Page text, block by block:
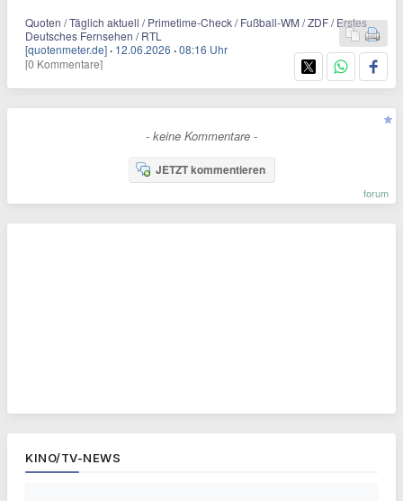
Quoten / Täglich aktuell / Primetime-Check / Fußball-WM / ZDF / Erstes
Deutsches Fernsehen / RTL
[quotenmeter.de] · 12.06.2026 ·08:16 Uhr
[0 Kommentare]
- keine Kommentare -
JETZT kommentieren
forum
KINO/TV-NEWS